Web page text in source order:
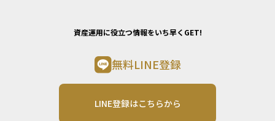
資産運用に役立つ情報をいち早くGET!
無料LINE登録
LINE登録はこちらから